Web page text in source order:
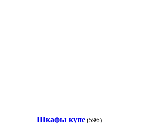
Шкафы купе (596)